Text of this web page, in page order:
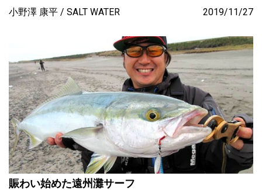
小野澤 康平 SALT WATER 2019/11/27
賑わい始めた遠州灘サーフ